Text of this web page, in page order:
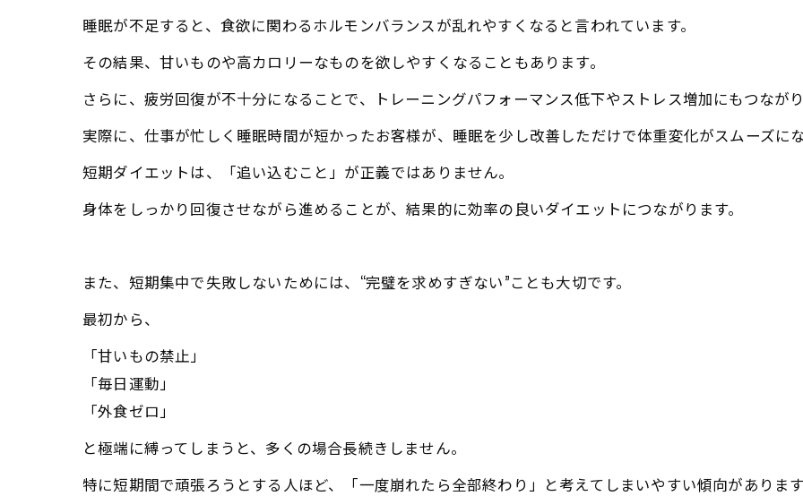
睡眠が不足すると、食欲に関わるホルモンバランスが乱れやすくなると言われています。
その結果、甘いものや高カロリーなものを欲しやすくなることもあります。
さらに、疲労回復が不十分になることで、トレーニングパフォーマンス低下やストレス増加にもつなが
実際に、仕事が忙しく睡眠時間が短かったお客様が、睡眠を少し改善しただけで体重変化がスムーズに
短期ダイエットは、「追い込むこと」が正義ではありません。
身体をしっかり回復させながら進めることが、結果的に効率の良いダイエットにつながります。
また、短期集中で失敗しないためには、“完璧を求めすぎない”ことも大切です。
最初から、
「甘いもの禁止」
「毎日運動」
「外食ゼロ」
と極端に縛ってしまうと、多くの場合長続きしません。
特に短期間で頑張ろうとする人ほど、「一度崩れたら全部終わり」と考えてしまいやすい傾向がありま